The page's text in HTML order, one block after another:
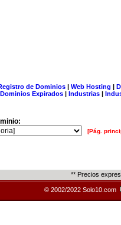
de Dominios| Web Hosting |
Dominios Expirados | Industrias |
[Pág.
** Precios
© 2002/2022 Solo10.com